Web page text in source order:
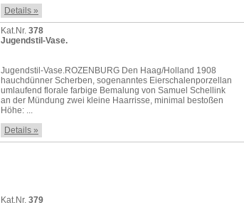
Details »
Kat.Nr. 378
Jugendstil-Vase.
Jugendstil-Vase.ROZENBURG Den Haag/Holland 1908
hauchdünner Scherben, sogenanntes Eierschalenporzellan
umlaufend florale farbige Bemalung von Samuel Schellink
an der Mündung zwei kleine Haarrisse, minimal bestoßen
Höhe: ...
Details »
Kat.Nr. 379